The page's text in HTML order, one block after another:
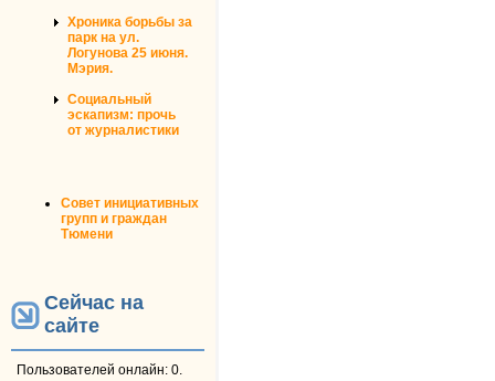
Хроника борьбы за
парк на ул.
Логунова 25 июня.
Мэрия.
Социальный
эскапизм: прочь
от журналистики
Совет инициативных
групп и граждан
Тюмени
Сейчас на
сайте
Пользователей онлайн: 0.